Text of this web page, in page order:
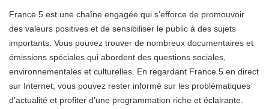
France 5 est une chaîne engagée qui s’efforce de promouvoir
des valeurs positives et de sensibiliser le public à des sujets
importants. Vous pouvez trouver de nombreux documentaires et
émissions spéciales qui abordent des questions sociales,
environnementales et culturelles. En regardant France 5 en direct
sur Internet, vous pouvez rester informé sur les problématiques
d’actualité et profiter d’une programmation riche et éclairante.